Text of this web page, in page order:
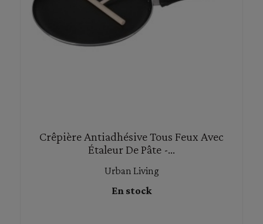
Crêpière Antiadhésive Tous Feux Avec
Étaleur De Pâte -...
Urban Living
En stock